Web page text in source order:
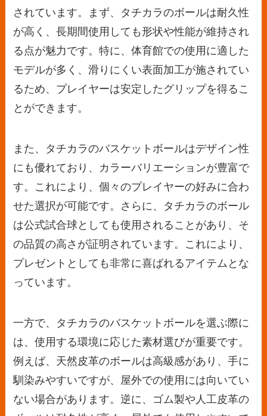
されています。まず、タチカラのボールは耐久性
が高く、長期間使用しても形状や性能が維持され
る点が魅力です。特に、体育館での使用に適した
モデルが多く、滑りにくい表面加工が施されてい
るため、プレイヤーは安定したグリップを得るこ
とができます。
また、タチカラのバスケットボールはデザイン性
にも優れており、カラーバリエーションが豊富で
す。これにより、個々のプレイヤーの好みに合わ
せた選択が可能です。さらに、タチカラのボール
は公式試合球としても使用されることがあり、そ
の品質の高さが証明されています。これにより、
プレゼントとしても非常に喜ばれるアイテムとな
っています。
一方で、タチカラのバスケットボールを選ぶ際に
は、使用する環境に応じた素材選びが重要です。
例えば、天然皮革のボールは高級感があり、手に
馴染みやすいですが、屋外での使用には向いてい
ない場合があります。逆に、ゴム製や人工皮革の